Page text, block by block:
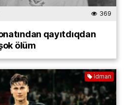
369
qayıtdıqdan
ölüm
İdman